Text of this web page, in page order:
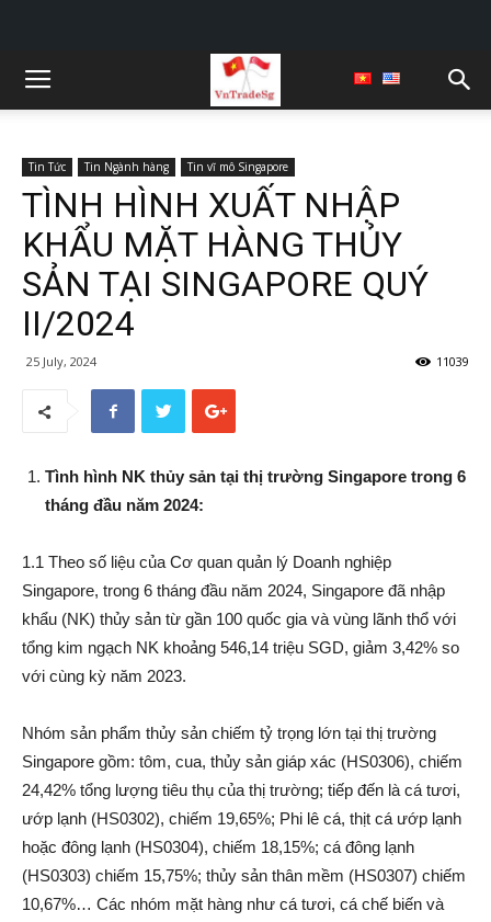
Tin Tức Tin Ngành hàng Tin vĩ mô Singapore
TÌNH HÌNH XUẤT NHẬP
KHẨU MẶT HÀNG THỦY
SẢN TẠI SINGAPORE QUÝ
II/2024
25 July, 2024 11039
Tình hình NK thủy sản tại thị trường Singapore trong 6
tháng đầu năm 2024:
1.1 Theo số liệu của Cơ quan quản lý Doanh nghiệp
Singapore, trong 6 tháng đầu năm 2024, Singapore đã nhập
khẩu (NK) thủy sản từ gần 100 quốc gia và vùng lãnh thổ với
tổng kim ngạch NK khoảng 546,14 triệu SGD, giảm 3,42% so
với cùng kỳ năm 2023.
Nhóm sản phẩm thủy sản chiếm tỷ trọng lớn tại thị trường
Singapore gồm: tôm, cua, thủy sản giáp xác (HS0306), chiếm
24,42% tổng lượng tiêu thụ của thị trường; tiếp đến là cá tươi,
ướp lạnh (HS0302), chiếm 19,65%; Phi lê cá, thịt cá ướp lạnh
hoặc đông lạnh (HS0304), chiếm 18,15%; cá đông lạnh
(HS0303) chiếm 15,75%; thủy sản thân mềm (HS0307) chiếm
10,67%… Các nhóm mặt hàng như cá tươi, cá chế biến và